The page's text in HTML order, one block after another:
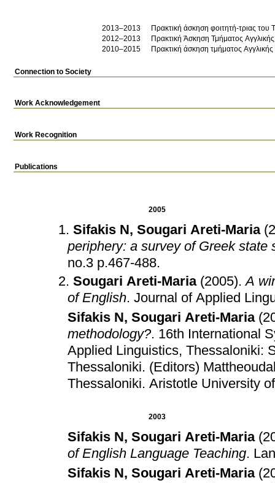
2013–2013
Πρακτική άσκηση φοιτητή-τριας του
2012–2013
Πρακτική Άσκηση Τμήματος
2010–2015
Πρακτική άσκηση τμήματος
Connection to Society
Work Acknowledgement
Work Recognition
Publications
2005
Sifakis N, Sougari Areti-Maria
periphery: a survey of Greek state
no.3 p.467-488.
Sougari Areti-Maria (2005).A
of English. Journal of Applied
Sifakis N, Sougari Areti-Maria
methodology?. 16th International
Applied Linguistics, Thessaloniki:
Thessaloniki. (Editors)
Thessaloniki. Aristotle University
2003
Sifakis N, Sougari Areti-Maria
of English Language Teaching.
Sifakis N, Sougari Areti-Maria